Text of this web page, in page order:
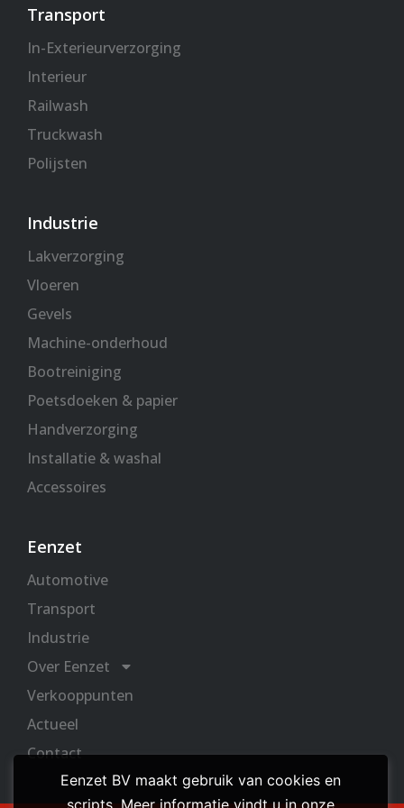
Transport
In-Exterieurverzorging
Interieur
Railwash
Truckwash
Polijsten
Industrie
Lakverzorging
Vloeren
Gevels
Machine-onderhoud
Bootreiniging
Poetsdoeken & papier
Handverzorging
Installatie & washal
Accessoires
Eenzet
Automotive
Transport
Industrie
Over Eenzet
Verkooppunten
Actueel
Contact
Eenzet BV maakt gebruik van cookies en
scripts. Meer informatie vindt u in onze